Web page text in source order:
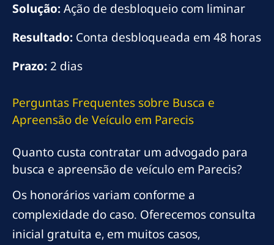
Solução:Ação de desbloqueio com liminar
Resultado: Conta desbloqueada em 48 horas
Prazo: 2 dias
Perguntas Frequentes sobre Busca e
Apreensão de Veículo em Parecis
Quanto custa contratar um advogado para
busca e apreensão de veículo em Parecis?
Os honorários variam conforme a
complexidade do caso. Oferecemos consulta
inicial gratuita e, em muitos casos,